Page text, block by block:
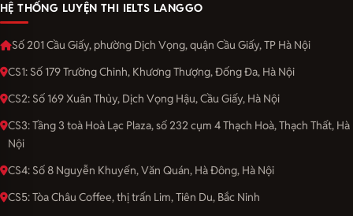
HỆ THỐNG LUYỆN THI IELTS LANGGO
Số 201 Cầu Giấy, phường Dịch Vọng, quận Cầu Giấy, TP Hà Nội
CS1: Số 179 Trường Chinh, Khương Thượng, Đống Đa, Hà Nội
CS2: Số 169 Xuân Thủy, Dịch Vọng Hậu, Cầu Giấy, Hà Nội
CS3: Tầng 3 toà Hoà Lạc Plaza, số 232 cụm 4 Thạch Hoà, Thạch Thất, Hà
Nội
CS4: Số 8 Nguyễn Khuyến, Văn Quán, Hà Đông, Hà Nội
CS5: Tòa Châu Coffee, thị trấn Lim, Tiên Du, Bắc Ninh